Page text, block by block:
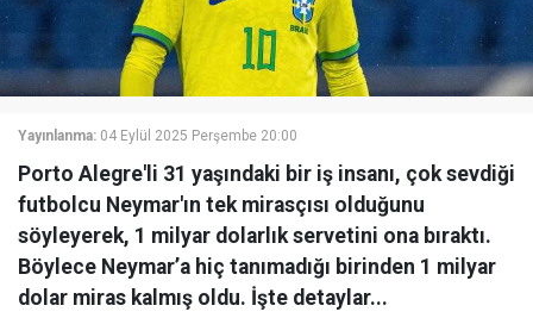
Yayınlanma: 04 Eylül 2025 Perşembe 20:00
Porto Alegre'li 31 yaşındaki bir iş insanı, çok sevdiği
futbolcu Neymar'ın tek mirasçısı olduğunu
söyleyerek, 1 milyar dolarlık servetini ona bıraktı.
Böylece Neymar’a hiç tanımadığı birinden 1 milyar
dolar miras kalmış oldu. İşte detaylar...